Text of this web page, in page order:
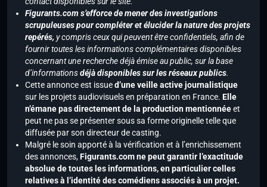
Figurants.com s’efforce de mener des investigations
scrupuleuses pour compléter et élucider la nature des projets
repérés, y compris ceux qui peuvent être confidentiels, afin de
fournir toutes les informations complémentaires disponibles
concernant une recherche déjà émise au public, sur la base
d’informationsdéjà disponibles sur les réseaux publics.
Cette annonce est issued’une veille active journalistique
sur les projets audiovisuels en préparation en France. Elle
n’émane pas directement de la production mentionnéeet
peut ne pas se présenter sous sa forme originelle telle que
diffusée par son directeur de casting.
Malgré le soin apporté à la vérification et à l’enrichissement
des annonces,Figurants.com ne peut garantir l’exactitude
absolue de toutes les informations, en particulier celles
relatives à l’identité des comédiens associés à un projet.